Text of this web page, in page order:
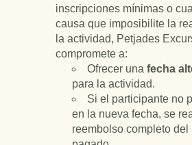
inscripciones mínimas o
causa que imposibilite la
la actividad, Petjades
compromete a:
Ofrecer unafecha
para la actividad.
Si el participante no
en la nueva fecha, se
reembolso completo del